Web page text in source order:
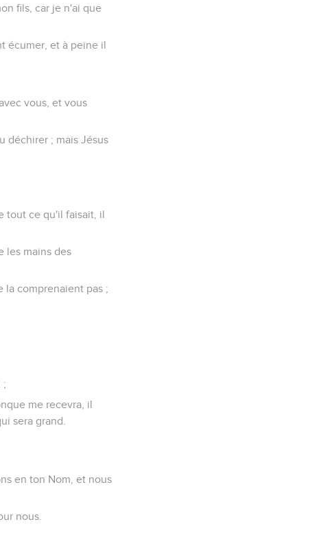
fils, car je n'ai que
écumer, et à peine il
vous, et vous
déchirer ; mais Jésus
tout ce qu'il faisait, il
les mains des
comprenaient pas ;
;
me recevra, il
sera grand.
en ton Nom, et nous
nous.